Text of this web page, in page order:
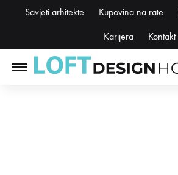
Savjeti arhitekte Kupovina na rate
Karijera Kontakt